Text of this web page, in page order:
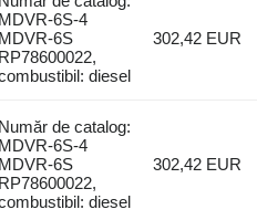
MDVR-6S-4
MDVR-6S
RP78600022,
diesel
302,42 EUR
Număr de catalog:
MDVR-6S-4
MDVR-6S
RP78600022,
diesel
302,42 EUR